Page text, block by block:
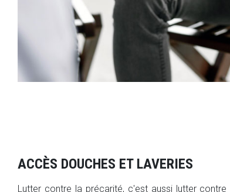
ACCÈS DOUCHES ET LAVERIES
Lutter contre la précarité, c'est aussi lutter